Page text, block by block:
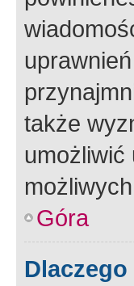
także
umożliwić
Góra